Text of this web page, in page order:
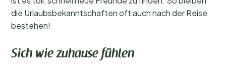
die Urlaubsbekanntschaften oft auch nach der Reise
bestehen!
Sich wie zuhause fühlen